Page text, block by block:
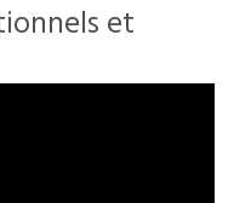
et